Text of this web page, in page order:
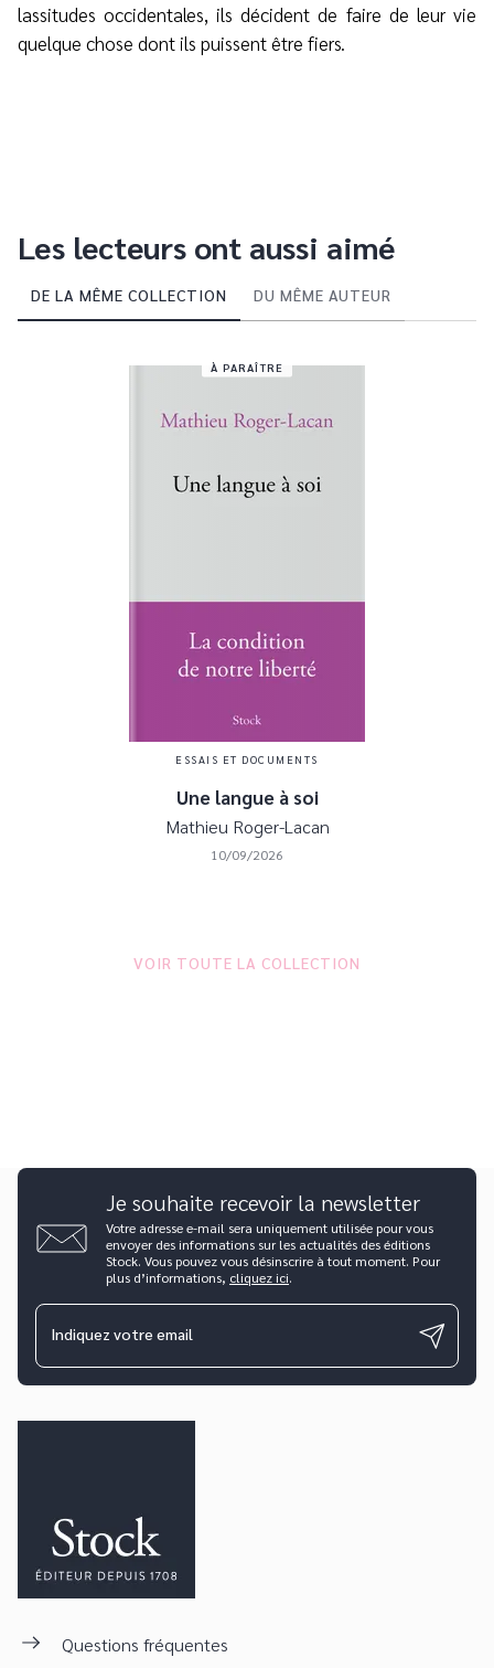
lassitudes occidentales, ils décident de faire de leur vie
quelque chose dont ils puissent être fiers.
Les lecteurs ont aussi aimé
DE LA MÊME COLLECTION DU MÊME AUTEUR
À PARAÎTRE
ESSAIS ET DOCUMENTS
Une langue à soi
Mathieu Roger-Lacan
10/09/2026
VOIR TOUTE LA COLLECTION
Je souhaite recevoir la newsletter
Votre adresse e-mail sera uniquement utilisée pour vous
envoyer des informations sur les actualités des éditions
Stock. Vous pouvez vous désinscrire à tout moment. Pour
plus d’informations, cliquez ici.
Indiquez votre email
Questions fréquentes